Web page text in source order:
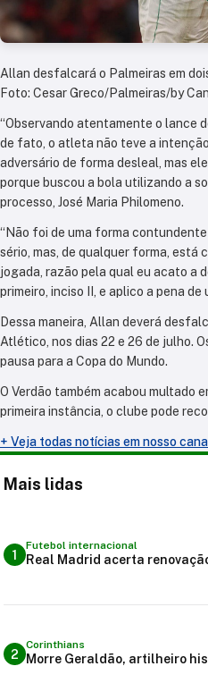
Allan desfalcará o Palmeiras em
Foto: Cesar Greco/Palmeiras/by
“Observando atentamente o lance
de fato, o atleta não teve a
adversário de forma desleal, mas
porque buscou a bola utilizando a
processo, José Maria Philomeno.
“Não foi de uma forma
sério, mas, de qualquer forma, está
jogada, razão pela qual eu acato a
primeiro, inciso II, e aplico a pena de
Dessa maneira, Allan deverá
Atlético, nos dias 22 e 26 de julho.
pausa para a Copa do Mundo.
O Verdão também acabou multado
primeira instância, o clube pode
+ Veja todas notícias em nosso
Mais lidas
1
Futebol internacional
Real Madrid acerta
2
Corinthians
Morre Geraldão, artilheiro